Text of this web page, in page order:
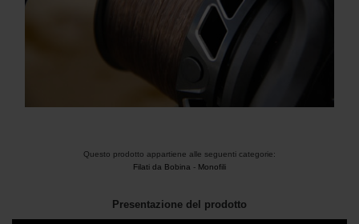
Questo prodotto appartiene alle seguenti categorie:
Filati da Bobina - Monofili
Presentazione del prodotto